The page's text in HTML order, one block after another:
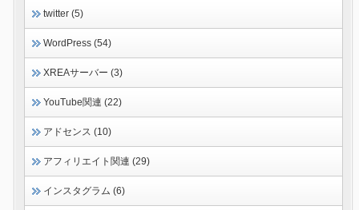
twitter (5)
WordPress (54)
XREAサーバー (3)
YouTube関連 (22)
アドセンス (10)
アフィリエイト関連 (29)
インスタグラム (6)